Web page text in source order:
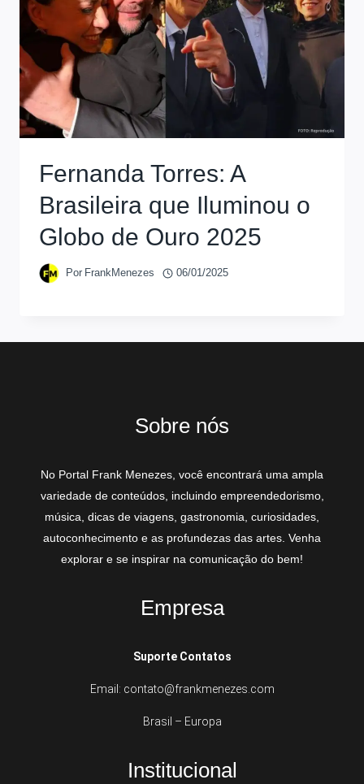
Fernanda Torres: A
Brasileira que Iluminou o
Globo de Ouro 2025
Por FrankMenezes 06/01/2025
Sobre nós
No Portal Frank Menezes, você encontrará uma ampla
variedade de conteúdos, incluindo empreendedorismo,
música, dicas de viagens, gastronomia, curiosidades,
autoconhecimento e as profundezas das artes. Venha
explorar e se inspirar na comunicação do bem!
Empresa
Suporte Contatos
Email: contato@frankmenezes.com
Brasil – Europa
Institucional